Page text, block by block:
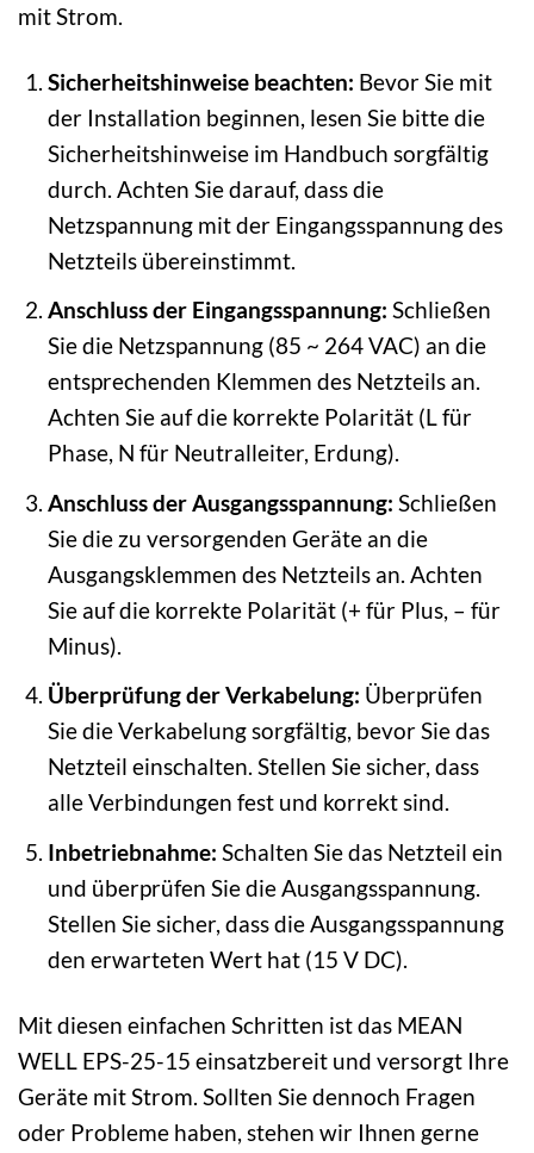
mit Strom.
Sicherheitshinweise beachten: Bevor Sie mit
der Installation beginnen, lesen Sie bitte die
Sicherheitshinweise im Handbuch sorgfältig
durch. Achten Sie darauf, dass die
Netzspannung mit der Eingangsspannung des
Netzteils übereinstimmt.
Anschluss der Eingangsspannung: Schließen
Sie die Netzspannung (85 ~ 264 VAC) an die
entsprechenden Klemmen des Netzteils an.
Achten Sie auf die korrekte Polarität (L für
Phase, N für Neutralleiter, Erdung).
Anschluss der Ausgangsspannung: Schließen
Sie die zu versorgenden Geräte an die
Ausgangsklemmen des Netzteils an. Achten
Sie auf die korrekte Polarität (+ für Plus, – für
Minus).
Überprüfung der Verkabelung: Überprüfen
Sie die Verkabelung sorgfältig, bevor Sie das
Netzteil einschalten. Stellen Sie sicher, dass
alle Verbindungen fest und korrekt sind.
Inbetriebnahme: Schalten Sie das Netzteil ein
und überprüfen Sie die Ausgangsspannung.
Stellen Sie sicher, dass die Ausgangsspannung
den erwarteten Wert hat (15 V DC).
Mit diesen einfachen Schritten ist das MEAN
WELL EPS-25-15 einsatzbereit und versorgt Ihre
Geräte mit Strom. Sollten Sie dennoch Fragen
oder Probleme haben, stehen wir Ihnen gerne